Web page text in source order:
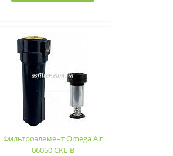
Фильтроэлемент Omega Air
06050 CKL-B